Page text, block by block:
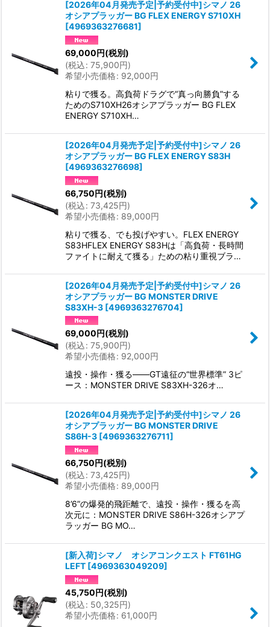
[2026年04月発売予定|予約受付中]シマノ 26
オシアプラッガー BG FLEX ENERGY S710XH
[4969363276681]
69,000円(税別)
(税込: 75,900円)
希望小売価格: 92,000円
粘りで獲る。高負荷ドラグで“真っ向勝負”する
ためのS710XH26オシアプラッガー BG FLEX
ENERGY S710XH…
[2026年04月発売予定|予約受付中]シマノ 26
オシアプラッガー BG FLEX ENERGY S83H
[4969363276698]
66,750円(税別)
(税込: 73,425円)
希望小売価格: 89,000円
粘りで獲る、でも投げやすい。FLEX ENERGY
S83HFLEX ENERGY S83Hは「高負荷・長時間
ファイトに耐えて獲る」ための粘り重視ブラ…
[2026年04月発売予定|予約受付中]シマノ 26
オシアプラッガー BG MONSTER DRIVE
S83XH-3 [4969363276704]
69,000円(税別)
(税込: 75,900円)
希望小売価格: 92,000円
遠投・操作・獲る——GT遠征の“世界標準” 3ピ
ース：MONSTER DRIVE S83XH-326オ…
[2026年04月発売予定|予約受付中]シマノ 26
オシアプラッガー BG MONSTER DRIVE
S86H-3 [4969363276711]
66,750円(税別)
(税込: 73,425円)
希望小売価格: 89,000円
8’6”の爆発的飛距離で、遠投・操作・獲るを高
次元に：MONSTER DRIVE S86H-326オシアプ
ラッガー BG MO…
[新入荷]シマノ オシアコンクエスト FT61HG
LEFT [4969363049209]
45,750円(税別)
(税込: 50,325円)
希望小売価格: 61,000円